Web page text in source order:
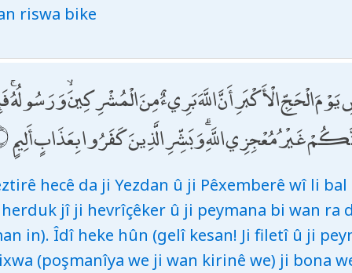
riswa bike
يَوْمَ الْحَجِّ الْأَكْبَرِ أَنَّ اللَّهَ بَرِيءٌ مِنَ الْمُشْرِكِينَ ۙ وَرَسُولُهُ
غَيْرُ مُعْجِزِي اللَّهِ ۗ وَبَشِّرِ الَّذِينَ كَفَرُوا بِعَذَابٍ أَلِيمٍ
hecê da ji Yezdan û ji Pêxemberê wî li
jî ji hevrîçêker û ji peymana bi wan ra
in). Îdî heke hûn (gelî kesan! Ji filetî û ji
(poşmanîya we ji wan kirinê we) ji bona